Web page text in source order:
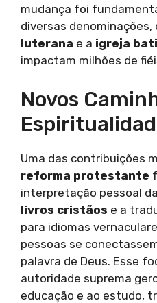
mudança foi
diversas denominações,
luterana e a igreja
impactam milhões de
Novos
Uma das contribuições
reforma protestante
interpretação pessoal
livros cristãos e a
para idiomas
pessoas se
palavra de Deus. Esse
autoridade suprema
educação e ao estudo,